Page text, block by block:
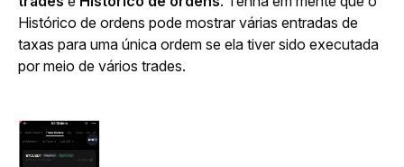
Histórico de ordens pode mostrar várias entradas de
taxas para uma única ordem se ela tiver sido executada
por meio de vários trades.